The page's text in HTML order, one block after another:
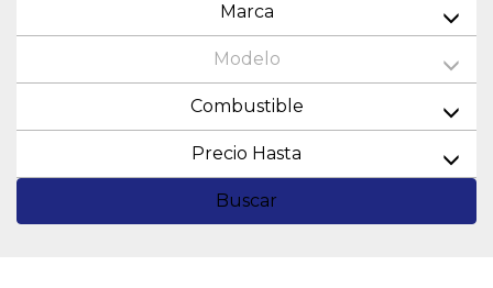
Marca
Modelo
Combustible
Precio Hasta
Buscar